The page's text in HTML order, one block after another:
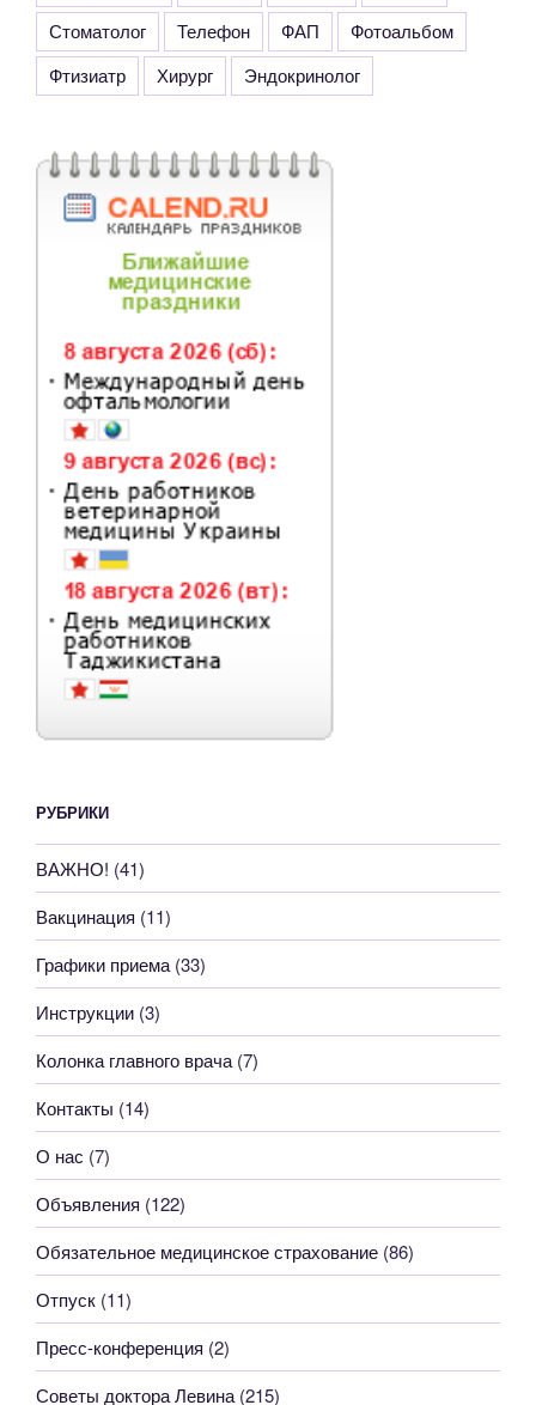
Стоматолог
Телефон ФАП
Фотоальбом
Фтизиатр
Хирург Эндокринолог
РУБРИКИ
ВАЖНО! (41)
Вакцинация (11)
Графики приема (33)
Инструкции (3)
Колонка главного врача (7)
Контакты (14)
О нас (7)
Объявления (122)
Обязательное медицинское страхование (86)
Отпуск (11)
Пресс-конференция (2)
Советы доктора Левина (215)